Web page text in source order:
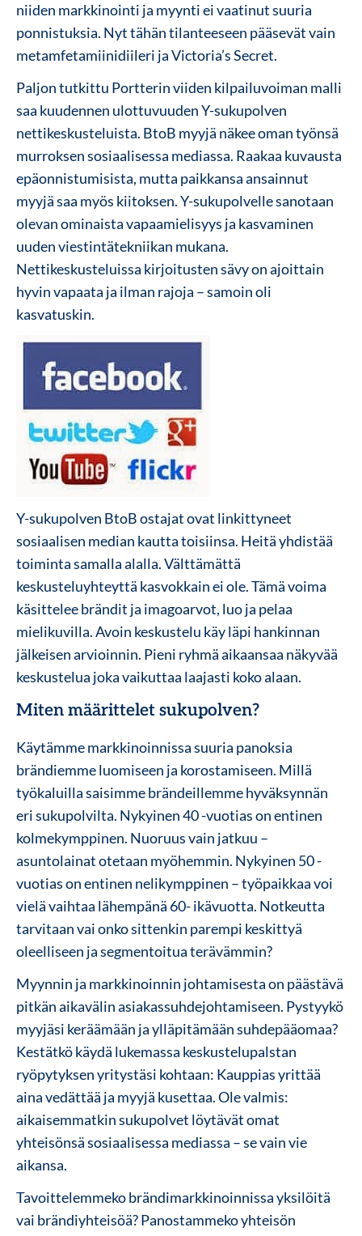
niiden markkinointi ja myynti ei vaatinut suuria
ponnistuksia. Nyt tähän tilanteeseen pääsevät vain
metamfetamiinidiileri ja Victoria’s Secret.
Paljon tutkittu Portterin viiden kilpailuvoiman malli
saa kuudennen ulottuvuuden Y-sukupolven
nettikeskusteluista. BtoB myyjä näkee oman työnsä
murroksen sosiaalisessa mediassa. Raakaa kuvausta
epäonnistumisista, mutta paikkansa ansainnut
myyjä saa myös kiitoksen. Y-sukupolvelle sanotaan
olevan ominaista vapaamielisyys ja kasvaminen
uuden viestintätekniikan mukana.
Nettikeskusteluissa kirjoitusten sävy on ajoittain
hyvin vapaata ja ilman rajoja – samoin oli
kasvatuskin.
Y-sukupolven BtoB ostajat ovat linkittyneet
sosiaalisen median kautta toisiinsa. Heitä yhdistää
toiminta samalla alalla. Välttämättä
keskusteluyhteyttä kasvokkain ei ole. Tämä voima
käsittelee brändit ja imagoarvot, luo ja pelaa
mielikuvilla. Avoin keskustelu käy läpi hankinnan
jälkeisen arvioinnin. Pieni ryhmä aikaansaa näkyvää
keskustelua joka vaikuttaa laajasti koko alaan.
Miten määrittelet sukupolven?
Käytämme markkinoinnissa suuria panoksia
brändiemme luomiseen ja korostamiseen. Millä
työkaluilla saisimme brändeillemme hyväksynnän
eri sukupolvilta. Nykyinen 40 -vuotias on entinen
kolmekymppinen. Nuoruus vain jatkuu –
asuntolainat otetaan myöhemmin. Nykyinen 50 -
vuotias on entinen nelikymppinen – työpaikkaa voi
vielä vaihtaa lähempänä 60- ikävuotta. Notkeutta
tarvitaan vai onko sittenkin parempi keskittyä
oleelliseen ja segmentoitua terävämmin?
Myynnin ja markkinoinnin johtamisesta on päästävä
pitkän aikavälin asiakassuhdejohtamiseen. Pystyykö
myyjäsi keräämään ja ylläpitämään suhdepääomaa?
Kestätkö käydä lukemassa keskustelupalstan
ryöpytyksen yritystäsi kohtaan: Kauppias yrittää
aina vedättää ja myyjä kusettaa. Ole valmis:
aikaisemmatkin sukupolvet löytävät omat
yhteisönsä sosiaalisessa mediassa – se vain vie
aikansa.
Tavoittelemmeko brändimarkkinoinnissa yksilöitä
vai brändiyhteisöä? Panostammeko yhteisön